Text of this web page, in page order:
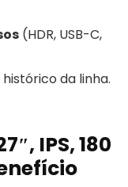
(HDR, USB-C,
histórico da linha.
IPS, 180